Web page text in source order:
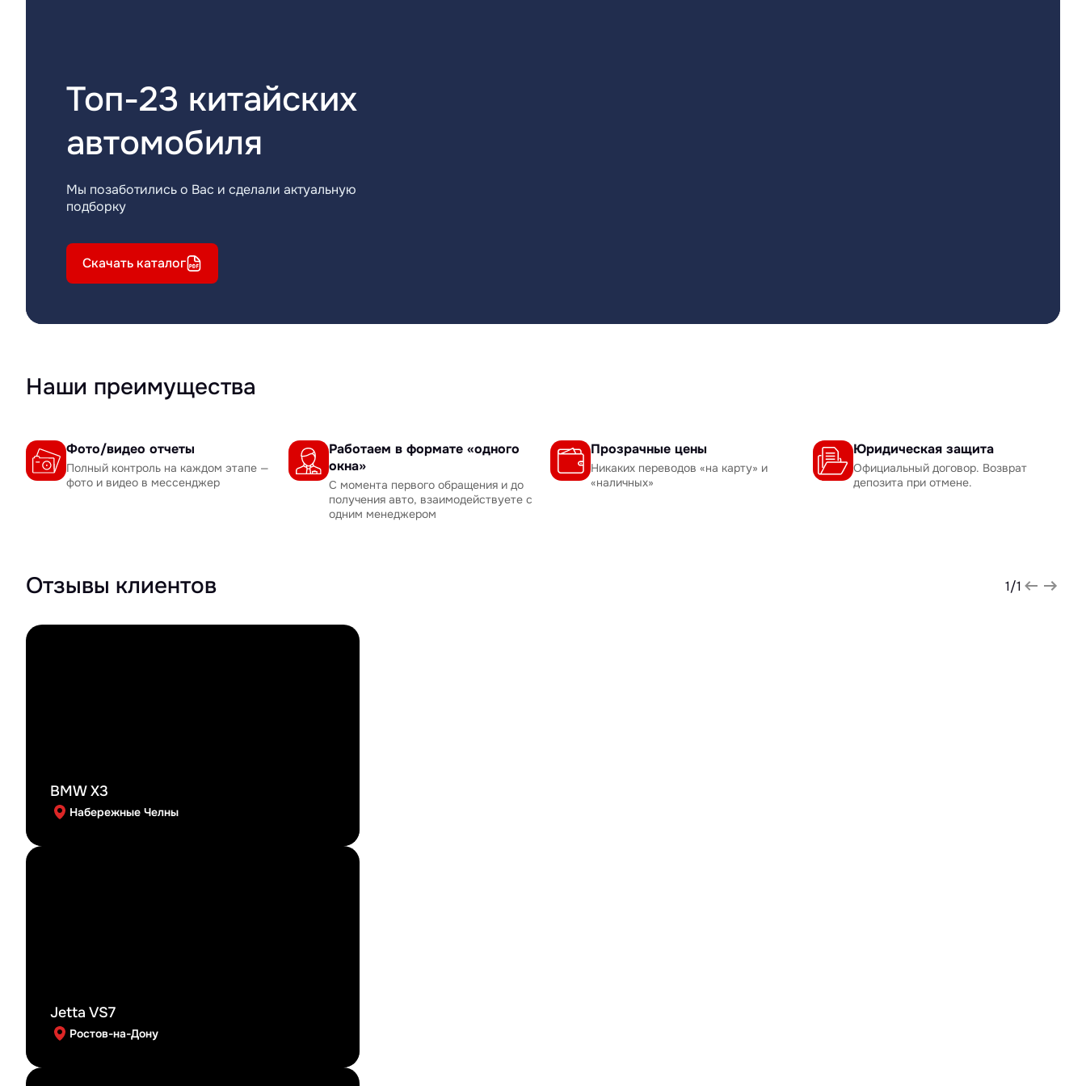
Топ-23 китайских
автомобиля
Мы позаботились о Вас и сделали актуальную
подборку
Скачать каталог
Наши преимущества
Фото/видео отчеты
Полный контроль на каждом этапе —
фото и видео в мессенджер
Работаем в формате «одного
окна»
С момента первого обращения и до
получения авто, взаимодействуете с
одним менеджером
Прозрачные цены
Никаких переводов «на карту» и
«наличных»
Юридическая защита
Официальный договор. Возврат
депозита при отмене.
Отзывы клиентов 1/1
BMW X3
Набережные Челны
Jetta VS7
Ростов-на-Дону